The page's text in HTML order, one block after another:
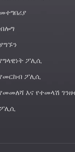
ያግኙን
ፖሊሲ
ፖሊሲ
እና የተመላሽ